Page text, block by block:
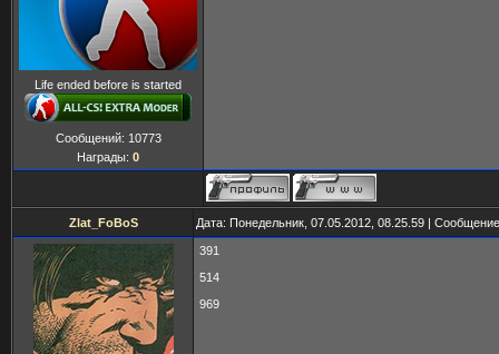
Life ended before is started
Сообщений: 10773
Награды: 0
Zlat_FoBoS Дата: Понедельник, 07.05.2012, 08.25.59 |
391
514
969